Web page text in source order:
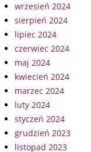
wrzesień 2024
sierpień 2024
lipiec 2024
czerwiec 2024
maj 2024
kwiecień 2024
marzec 2024
luty 2024
styczeń 2024
grudzień 2023
listopad 2023